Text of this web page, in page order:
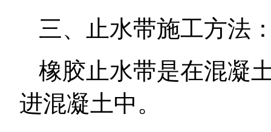
三、止水带施工方法
橡胶止水带是在混凝
进混凝土中。